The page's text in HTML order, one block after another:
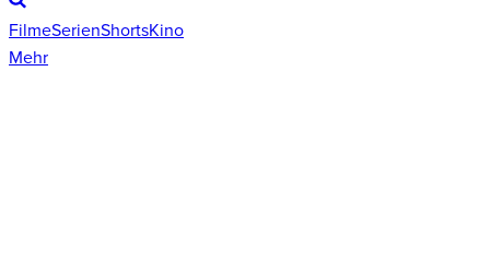
FilmeSerienShortsKino
Mehr